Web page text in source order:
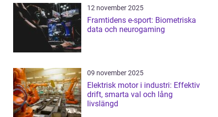
12 november 2025
Framtidens e-sport: Biometriska
data och neurogaming
09 november 2025
Elektrisk motor i industri: Effektiv
drift, smarta val och lång
livslängd